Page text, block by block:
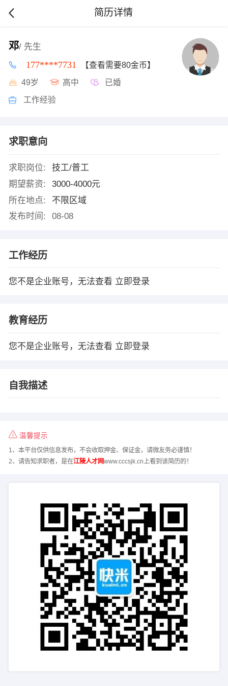
简历详情
邓/ 先生
177****7731 【查看需要80金币】
49岁 高中 已婚
工作经验
求职意向
求职岗位:
技工/普工
期望薪资:
3000-4000元
所在地点:
不限区域
发布时间:
08-08
工作经历
您不是企业账号，无法查看 立即登录
教育经历
您不是企业账号，无法查看 立即登录
自我描述
温馨提示
1、本平台仅供信息发布，不会收取押金、保证金，请微友务必谨慎！
2、请告知求职者，是在江陵人才网www.cccsjk.cn上看到该简历的！